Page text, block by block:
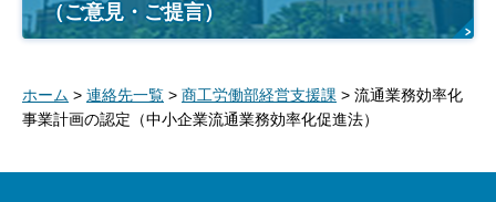
（ご意見・ご提言）
ホーム > 連絡先一覧 > 商工労働部経営支援課 > 流通業務効率化
事業計画の認定（中小企業流通業務効率化促進法）